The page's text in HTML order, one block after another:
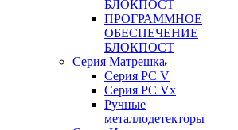
БЛОКПОСТ
ПРОГРАММНОЕ
ОБЕСПЕЧЕНИЕ
БЛОКПОСТ
Серия Матрешка
Серия PC V
Серия PC Vx
Ручные
металлодетекторы